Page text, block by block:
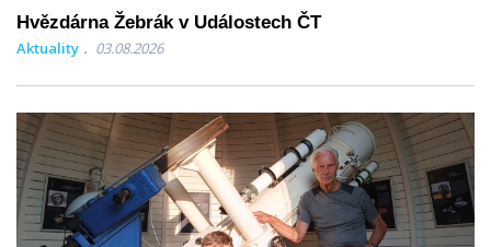
Hvězdárna Žebrák v Událostech ČT
Aktuality 03.08.2026